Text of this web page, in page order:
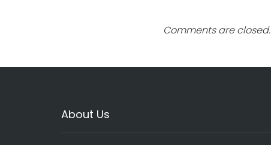
Comments are closed.
About Us